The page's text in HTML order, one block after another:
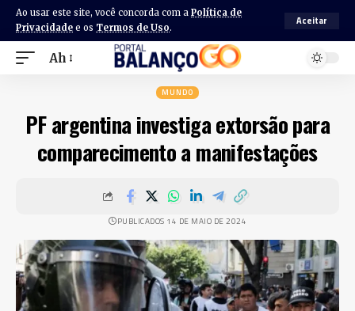
Ao usar este site, você concorda com a Política de
Privacidade e os Termos de Uso.
Aceitar
Ah
MUNDO
PF argentina investiga extorsão para
comparecimento a manifestações
PUBLICADOS 14 DE MAIO DE 2024